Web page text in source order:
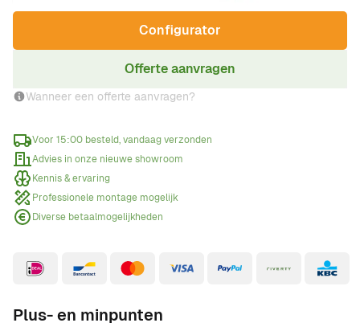
Configurator
Offerte aanvragen
Wanneer een offerte aanvragen?
Voor 15:00 besteld, vandaag verzonden
Advies in onze nieuwe showroom
Kennis & ervaring
Professionele montage mogelijk
Diverse betaalmogelijkheden
Plus- en minpunten